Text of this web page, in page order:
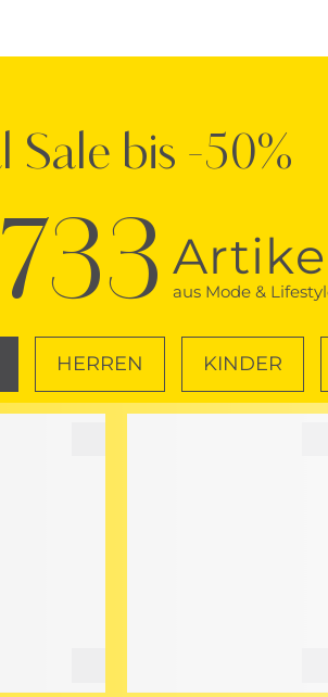
Sale bis -50%
aus Mode &
HERREN KINDER